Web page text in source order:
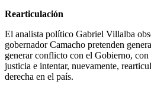
Rearticulación
El analista político Gabriel Villalba
gobernador Camacho pretenden
generar conflicto con el Gobierno,
justicia e intentar, nuevamente,
derecha en el país.